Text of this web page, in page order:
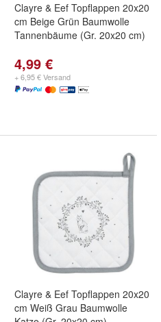
Clayre & Eef Topflappen 20x20
cm Beige Grün Baumwolle
Tannenbäume (Gr. 20x20 cm)
4,99 €
+ 6,95 € Versand
Clayre & Eef Topflappen 20x20
cm Weiß Grau Baumwolle